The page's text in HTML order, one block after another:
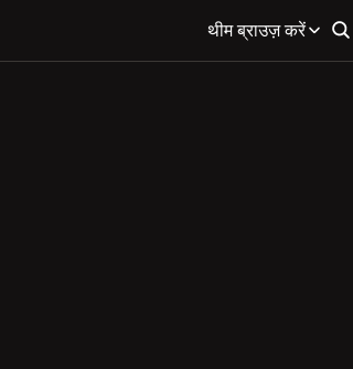
थीम ब्राउज़ करें